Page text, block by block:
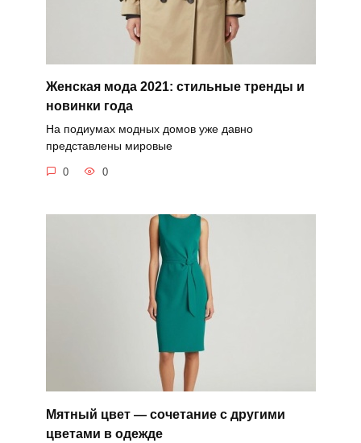
Женская мода 2021: стильные тренды и
новинки года
На подиумах модных домов уже давно
представлены мировые
0 0
Мятный цвет — сочетание с другими
цветами в одежде